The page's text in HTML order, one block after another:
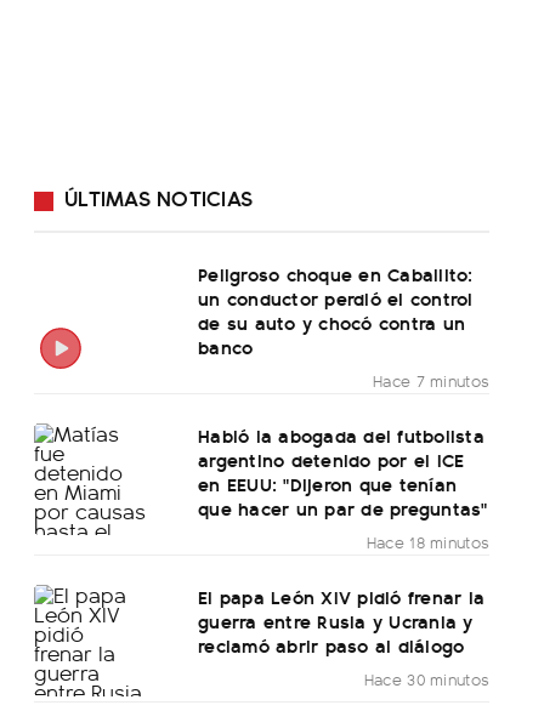
ÚLTIMAS NOTICIAS
Peligroso choque en Caballito:
un conductor perdió el control
de su auto y chocó contra un
banco
Hace 7 minutos
Habló la abogada del futbolista
argentino detenido por el ICE
en EEUU: "Dijeron que tenían
que hacer un par de preguntas"
Hace 18 minutos
El papa León XIV pidió frenar la
guerra entre Rusia y Ucrania y
reclamó abrir paso al diálogo
Hace 30 minutos